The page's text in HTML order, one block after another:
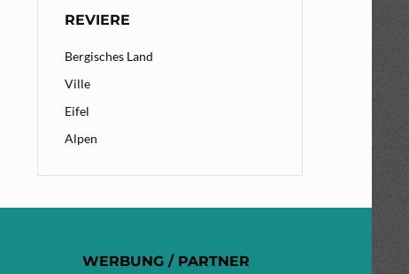
REVIERE
Bergisches Land
Ville
Eifel
Alpen
WERBUNG / PARTNER